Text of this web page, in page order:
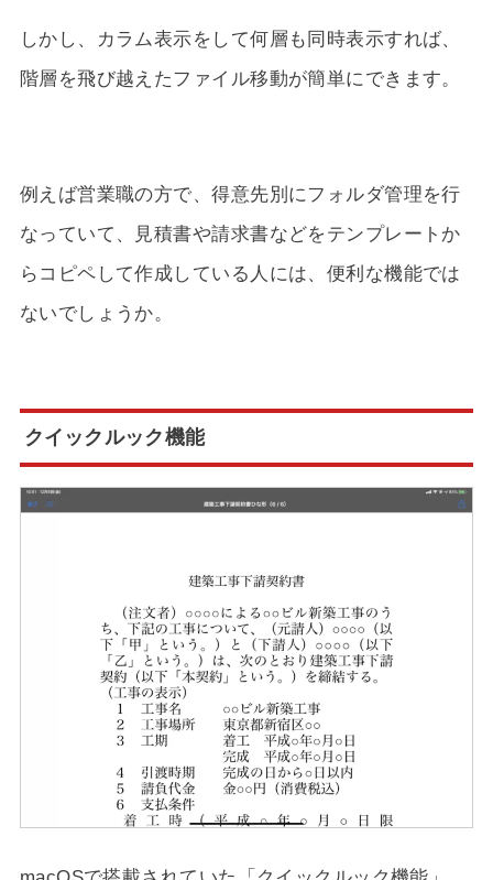
しかし、カラム表示をして何層も同時表示すれば、
階層を飛び越えたファイル移動が簡単にできます。
例えば営業職の方で、得意先別にフォルダ管理を行
なっていて、見積書や請求書などをテンプレートか
らコピペして作成している人には、便利な機能では
ないでしょうか。
クイックルック機能